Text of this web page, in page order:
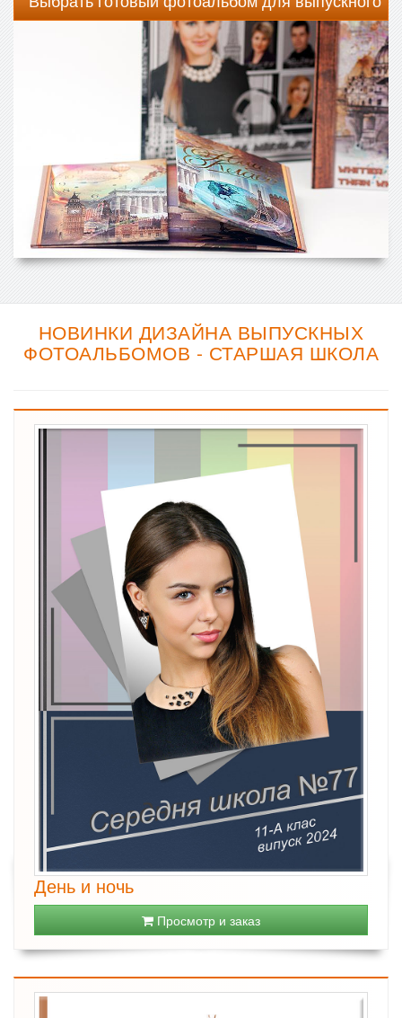
НОВИНКИ ДИЗАЙНА ВЫПУСКНЫХ
ФОТОАЛЬБОМОВ - СТАРШАЯ ШКОЛА
День и ночь
Просмотр и заказ